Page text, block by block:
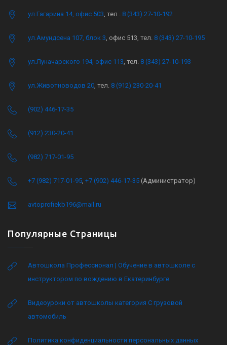
ул.Гагарина 14, офис 503, тел . 8 (343) 27-10-192
ул.Амундсена 107, блок 3, офис 513, тел. 8 (343) 27-10-195
ул.Луначарского 194, офис 113, тел. 8 (343) 27-10-193
ул.Животноводов 20, тел. 8 (912) 230-20-41
(902) 446-17-35
(912) 230-20-41
(982) 717-01-95
+7 (982) 717-01-95, +7 (902) 446-17-35 (Администратор)
avtoprofiekb196@mail.ru
Популярные Страницы
Автошкола Профессионал | Обучение в автошколе с
инструктором по вождению в Екатеринбурге
Видеоуроки от автошколы категория C грузовой
автомобиль
Политика конфиденциальности персональных данных